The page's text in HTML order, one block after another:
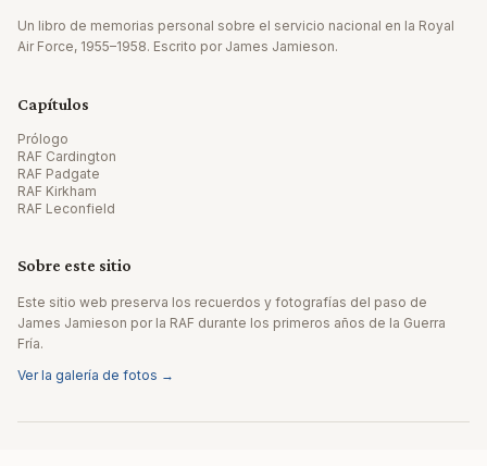
Un libro de memorias personal sobre el servicio nacional en la Royal
Air Force, 1955–1958. Escrito por James Jamieson.
Capítulos
Prólogo
RAF Cardington
RAF Padgate
RAF Kirkham
RAF Leconfield
Sobre este sitio
Este sitio web preserva los recuerdos y fotografías del paso de
James Jamieson por la RAF durante los primeros años de la Guerra
Fría.
Ver la galería de fotos →